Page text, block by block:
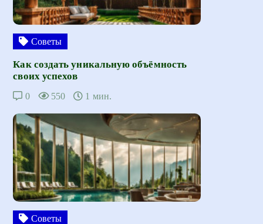
Советы
Как создать уникальную объёмность
своих успехов
0 550 1 мин.
Советы